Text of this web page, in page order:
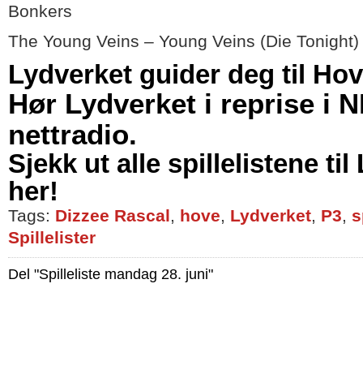
Bonkers
The Young Veins – Young Veins (Die Tonight)
Lydverket guider deg til
Hør Lydverket i reprise i
nettradio.
Sjekk ut alle spillelistene til
her!
Tags: Dizzee Rascal, hove, Lydverket, P3,
Spillelister
Del "Spilleliste mandag 28. juni"